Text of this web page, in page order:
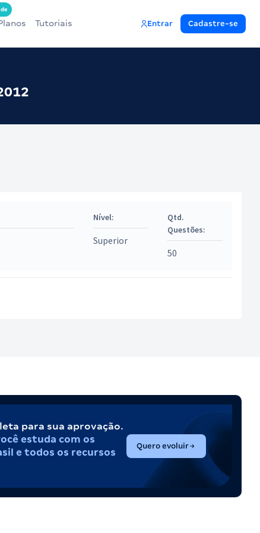
Tutoriais Entrar Cadastre-se
Nível:
Superior
Qtd.
Questões:
50
para sua aprovação.
estuda com os
e todos os recursos
Quero evoluir(abre em nova aba)